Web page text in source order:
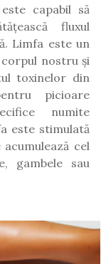
capabil să
fluxul
Limfa este un
nostru și
toxinelor din
picioare
numite
este stimulată
cel
gambele sau